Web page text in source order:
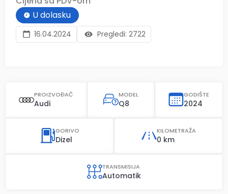
U dolasku
16.04.2024 Pregledi:2722
PROIZVOĐAČ
Audi
MODEL
Q8
GODIŠTE
2024
GORIVO
Dizel
KILOMETRAŽA
0 km
TRANSMISIJA
Automatik